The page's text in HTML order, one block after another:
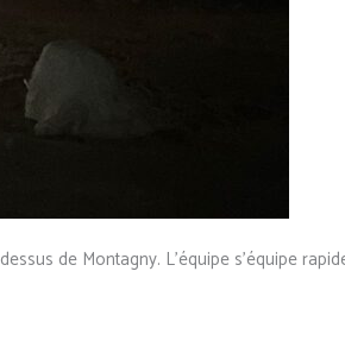
de Montagny. L’équipe s’équipe